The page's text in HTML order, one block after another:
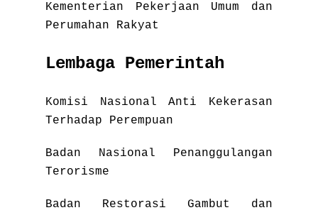
Kementerian Pekerjaan Umum dan
Perumahan Rakyat
Lembaga Pemerintah
Komisi Nasional Anti Kekerasan
Terhadap Perempuan
Badan Nasional Penanggulangan
Terorisme
Badan Restorasi Gambut dan